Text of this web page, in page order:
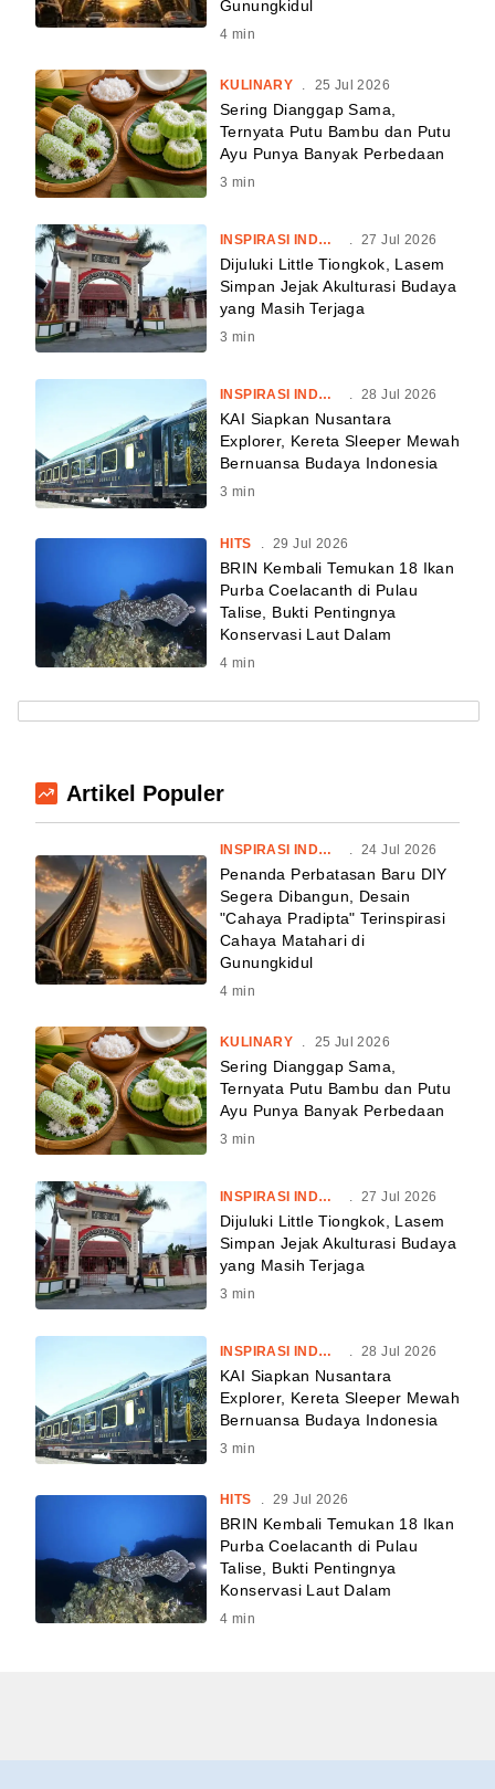
Gunungkidul
4 min
KULINARY . 25 Jul 2026
Sering Dianggap Sama,
Ternyata Putu Bambu dan Putu
Ayu Punya Banyak Perbedaan
3 min
INSPIRASI INDONESIA . 27 Jul 2026
Dijuluki Little Tiongkok, Lasem
Simpan Jejak Akulturasi Budaya
yang Masih Terjaga
3 min
INSPIRASI INDONESIA . 28 Jul 2026
KAI Siapkan Nusantara
Explorer, Kereta Sleeper Mewah
Bernuansa Budaya Indonesia
3 min
HITS 29 Jul 2026
BRIN Kembali Temukan 18 Ikan
Purba Coelacanth di Pulau
Talise, Bukti Pentingnya
Konservasi Laut Dalam
4 min
Artikel Populer
INSPIRASI INDONESIA 24 Jul 2026
Penanda Perbatasan Baru DIY
Segera Dibangun, Desain
"Cahaya Pradipta" Terinspirasi
Cahaya Matahari di
Gunungkidul
4 min
KULINARY 25 Jul 2026
Sering Dianggap Sama,
Ternyata Putu Bambu dan Putu
Ayu Punya Banyak Perbedaan
3 min
INSPIRASI INDONESIA . 27 Jul 2026
Dijuluki Little Tiongkok, Lasem
Simpan Jejak Akulturasi Budaya
yang Masih Terjaga
3 min
INSPIRASI INDONESIA . 28 Jul 2026
KAI Siapkan Nusantara
Explorer, Kereta Sleeper Mewah
Bernuansa Budaya Indonesia
3 min
HITS . 29 Jul 2026
BRIN Kembali Temukan 18 Ikan
Purba Coelacanth di Pulau
Talise, Bukti Pentingnya
Konservasi Laut Dalam
4 min